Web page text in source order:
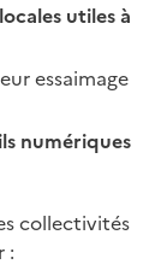
utiles à
essaimage
numériques
collectivités
: